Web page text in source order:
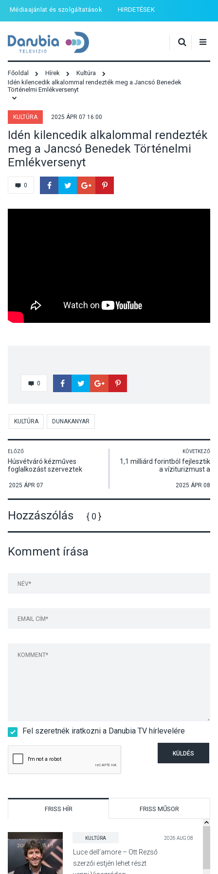
Médiaajánlat és szolgáltatások HIRDETÉSEK
Főoldal Hírek
Kultúra
Idén kilencedik alkalommal rendezték meg a Jancsó Benedek
Történelmi Emlékversenyt
KULTÚRA 2025 ÁPR 07 16:00
Idén kilencedik alkalommal rendezték
meg a Jancsó Benedek Történelmi
Emlékversenyt
0
0
KULTÚRA DUNAKANYAR
ELŐZŐ
Húsvétváró kézműves
foglalkozást szerveztek
2025 ÁPR 07
KÖVETKEZŐ
1,1 milliárd forintból fejlesztik
a víziturizmust a
2025 ÁPR 08
Hozzászólás { 0 }
Komment írása
Fel szeretnék iratkozni a Danubia TV hírlevelére
KÜLDÉS
FRISS HÍR FRISS MŰSOR
KULTÚRA 2026 AUG 08
Luce dell’amore – Ott Rezső
szerzői estjén lehet részt